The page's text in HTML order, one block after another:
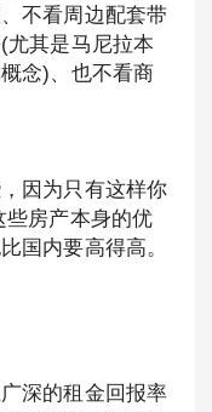
不看周边配套带
尤其是马尼拉本
念)、也不看商
因为只有这样你
些房产本身的优
国内要高得高。
深的租金回报率